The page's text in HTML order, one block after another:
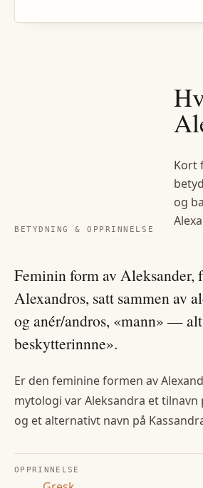
BETYDNING & OPPRINNELSE
Kort
og
Feminin form av Aleksander,
Alexandros, satt sammen av
og anér/andros, «mann» —
beskytterinnne».
Er den feminine formen av
mytologi var Aleksandra et tilnavn
og et alternativt navn på
OPPRINNELSE